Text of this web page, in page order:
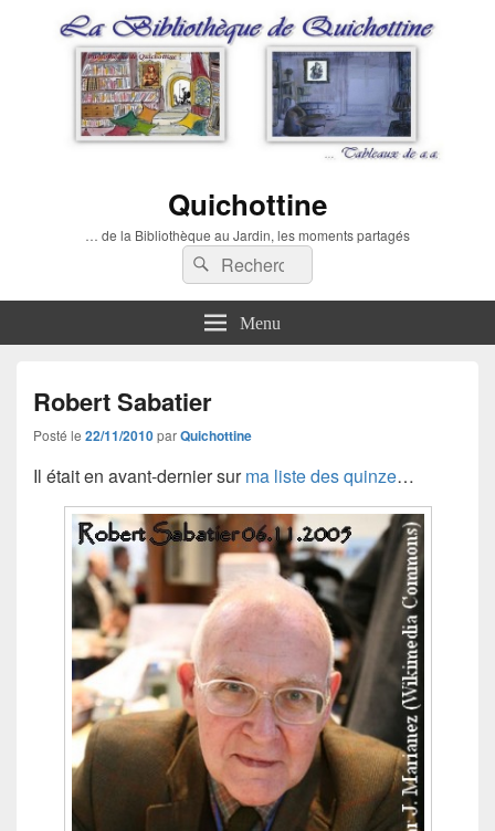
Quichottine
… de la Bibliothèque au Jardin, les moments partagés
Recherche :
Rechercher
Menu
Robert Sabatier
Posté le 22/11/2010parQuichottine
Il était en avant-dernier surma liste des quinze…